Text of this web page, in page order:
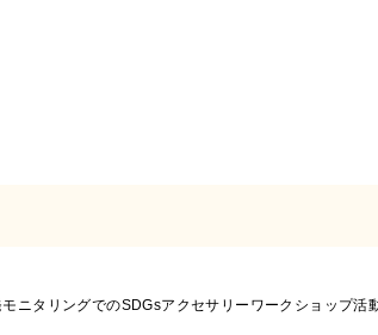
ニタリングでのSDGsアクセサリーワークショップ活